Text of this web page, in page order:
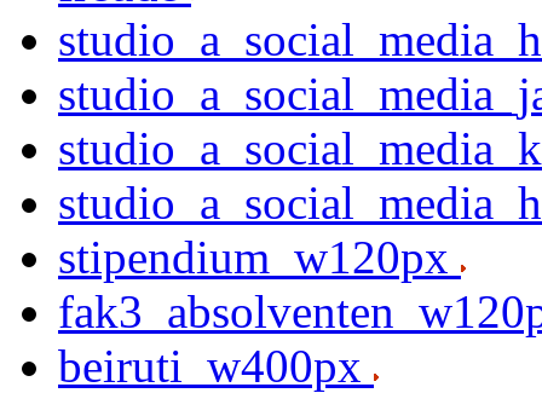
stipendium_w120px
beiruti_w400px